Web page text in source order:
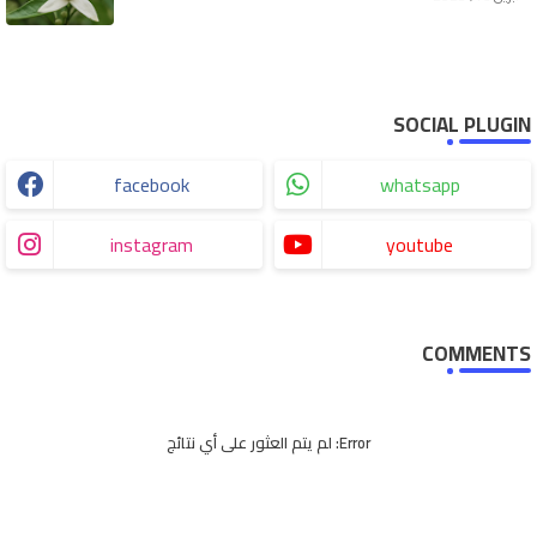
SOCIAL PLUGIN
facebook
whatsapp
instagram
youtube
COMMENTS
Error: لم يتم العثور على أي نتائج